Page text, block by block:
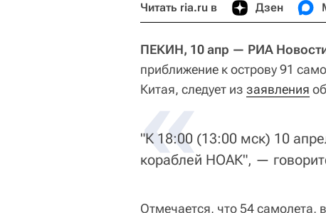
Читать ria.ru в Дзен
ПЕКИН, 10 апр — РИА
приближение к острову 91
Китая, следует из заявления
«
"К 18:00 (13:00 мск) 10
кораблей НОАК", —
Отмечается, что 54 самолета,